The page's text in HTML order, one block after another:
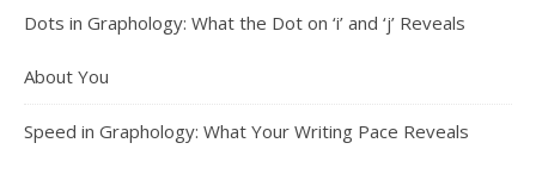
Dots in Graphology: What the Dot on ‘i’ and ‘j’ Reveals
About You
Speed in Graphology: What Your Writing Pace Reveals